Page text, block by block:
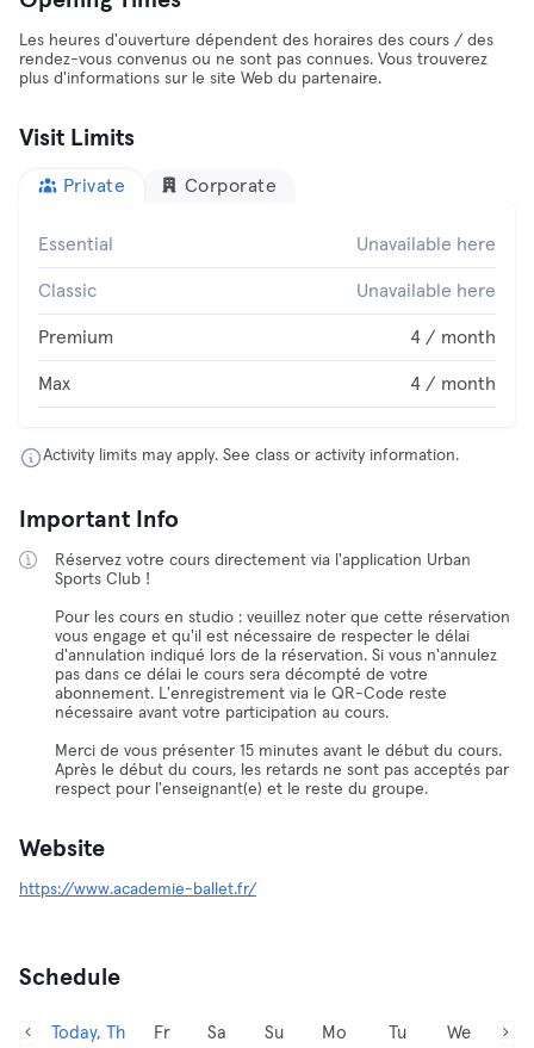
Les heures d'ouverture dépendent des horaires des cours / des
rendez-vous convenus ou ne sont pas connues. Vous trouverez
plus d'informations sur le site Web du partenaire.
Visit Limits
Private Corporate
Essential Unavailable here
Classic Unavailable here
Premium 4 / month
Max 4 / month
Activity limits may apply. See class or activity information.
Important Info
Réservez votre cours directement via l'application Urban
Sports Club !
Pour les cours en studio : veuillez noter que cette réservation
vous engage et qu'il est nécessaire de respecter le délai
d'annulation indiqué lors de la réservation. Si vous n'annulez
pas dans ce délai le cours sera décompté de votre
abonnement. L'enregistrement via le QR-Code reste
nécessaire avant votre participation au cours.
Merci de vous présenter 15 minutes avant le début du cours.
Après le début du cours, les retards ne sont pas acceptés par
respect pour l'enseignant(e) et le reste du groupe.
Website
https://www.academie-ballet.fr/
Schedule
Today, Th
Fr
Sa
Su
Mo
Tu
We